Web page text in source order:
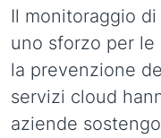
Il monitoraggio
uno sforzo per le
la prevenzione
servizi cloud
aziende